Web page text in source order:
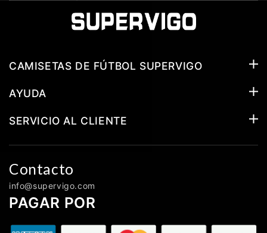
CAMISETAS DE FÚTBOL SUPERVIGO
AYUDA
SERVICIO AL CLIENTE
Contacto
info@supervigo.com
PAGAR POR